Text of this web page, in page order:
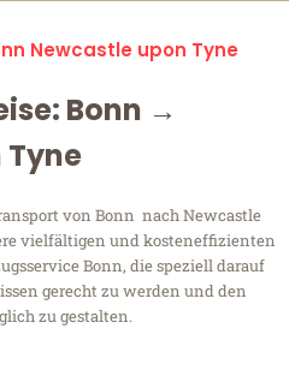
Newcastle upon Tyne
Bonn →
von Bonn nach Newcastle
vielfältigen und kosteneffizienten
Bonn, die speziell darauf
gerecht zu werden und den
zu gestalten.